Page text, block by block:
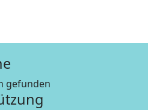
gefunden